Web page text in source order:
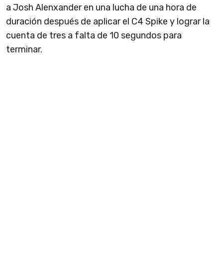
a Josh Alenxander en una lucha de una hora de
duración después de aplicar el C4 Spike y lograr la
cuenta de tres a falta de 10 segundos para
terminar.